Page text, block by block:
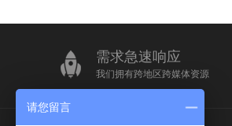
需求急速响应
我们拥有跨地区跨媒体资源
请您留言